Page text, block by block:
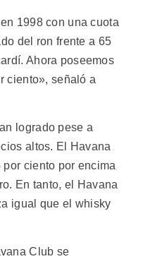
1998 con una cuota
del ron frente a 65
Ahora poseemos
ciento», señaló a
logrado pese a
altos. El Havana
ciento por encima
En tanto, el Havana
igual que el whisky
Club se